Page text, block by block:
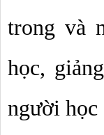
trong và
học,
người học